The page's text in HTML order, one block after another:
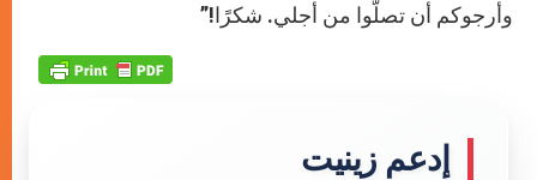
وأرجوكم أن تصلّوا من أجلي. شكرًا!”
إدعم زينيت